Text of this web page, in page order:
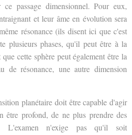
passage dimensionnel. Pour eux,
et leur âme en évolution sera
résonance (ils disent ici que c'est
plusieurs phases, qu'il peut être à la
cette sphère peut également être la
de résonance, une autre dimension
planétaire doit être capable d'agir
être profond, de ne plus prendre des
L'examen n'exige pas qu'il soit